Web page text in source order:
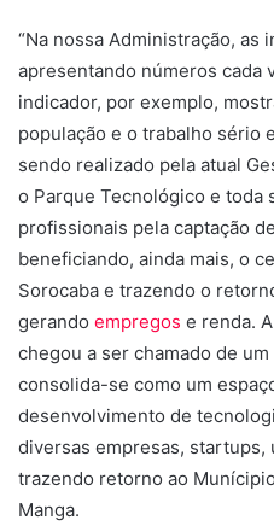
“Na nossa Administração, as
apresentando números cada
indicador, por exemplo,
população e o trabalho sério
sendo realizado pela atual
o Parque Tecnológico e toda
profissionais pela captação
beneficiando, ainda mais, o
Sorocaba e trazendo o
gerando empregos e renda.
chegou a ser chamado de um
consolida-se como um
desenvolvimento de
diversas empresas,
trazendo retorno ao
Manga.